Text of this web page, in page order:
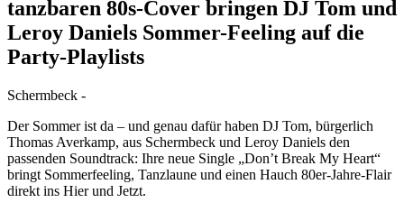
tanzbaren 80s-Cover bringen DJ Tom und
Leroy Daniels Sommer-Feeling auf die
Party-Playlists
Schermbeck -
Der Sommer ist da – und genau dafür haben DJ Tom, bürgerlich
Thomas Averkamp, aus Schermbeck und Leroy Daniels den
passenden Soundtrack: Ihre neue Single „Don’t Break My Heart“
bringt Sommerfeeling, Tanzlaune und einen Hauch 80er-Jahre-Flair
direkt ins Hier und Jetzt.